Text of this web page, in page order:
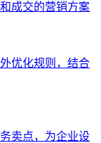
成交的营销方案
优化规则，结合
卖点，为企业设